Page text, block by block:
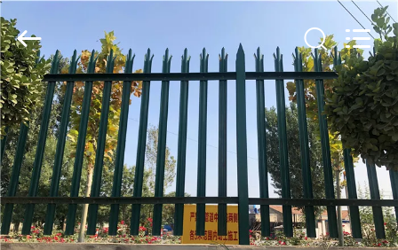
MAISON
PRODUITS
VR
SHOW
Anping
yuanhai
wire
mesh
products
Co.,
Ltd.
All
Rights
Reserved.